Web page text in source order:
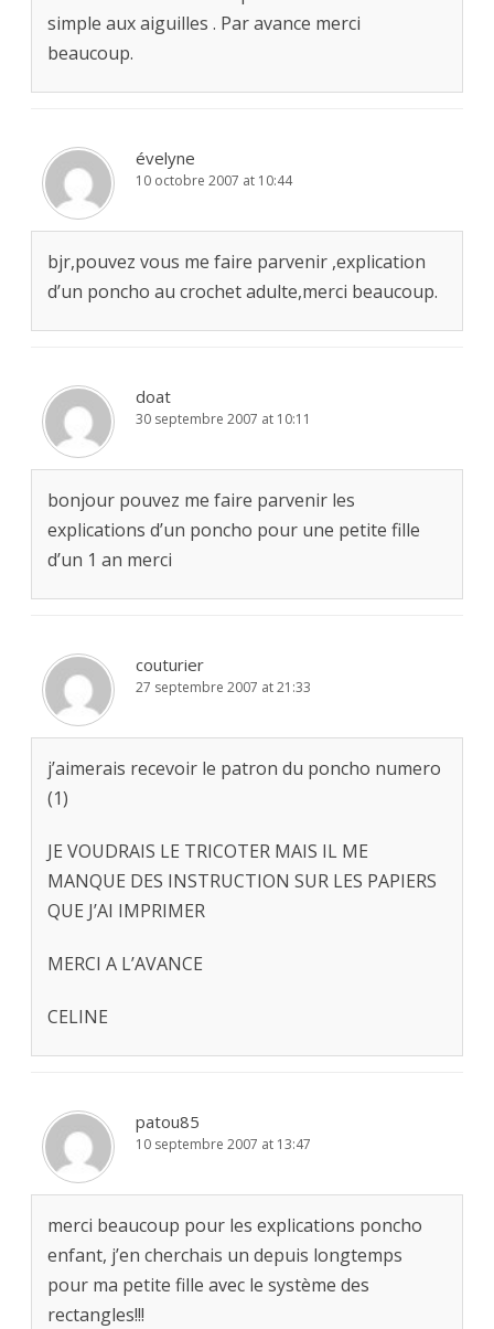
simple aux aiguilles . Par avance merci
beaucoup.
évelyne
10 octobre 2007 at 10:44
bjr,pouvez vous me faire parvenir ,explication
d’un poncho au crochet adulte,merci beaucoup.
doat
30 septembre 2007 at 10:11
bonjour pouvez me faire parvenir les
explications d’un poncho pour une petite fille
d’un 1 an merci
couturier
27 septembre 2007 at 21:33
j’aimerais recevoir le patron du poncho numero
(1)
JE VOUDRAIS LE TRICOTER MAIS IL ME
MANQUE DES INSTRUCTION SUR LES PAPIERS
QUE J’AI IMPRIMER
MERCI A L’AVANCE
CELINE
patou85
10 septembre 2007 at 13:47
merci beaucoup pour les explications poncho
enfant, j’en cherchais un depuis longtemps
pour ma petite fille avec le système des
rectangles!!!